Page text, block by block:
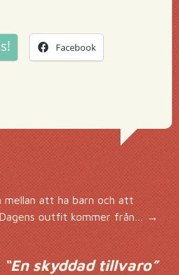
Facebook
mellan att ha barn och att
Dagens outfit kommer från… →
En skyddad tillvaro”